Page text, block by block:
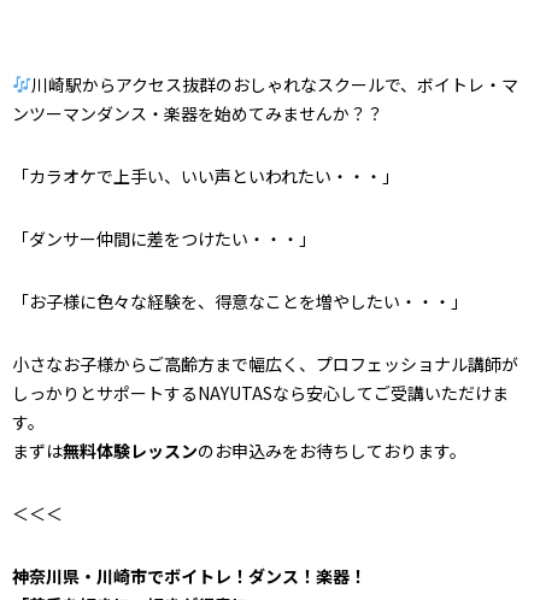
川崎駅からアクセス抜群のおしゃれなスクールで、 ボイトレ・マ
ンツーマンダンス・楽器を始めてみませんか？？
「カラオケで上手い、いい声といわれたい・・・」
「ダンサー仲間に差をつけたい・・・」
「お子様に色々な経験を、得意なことを増やしたい・・・」
小さなお子様からご高齢方まで幅広く、プロフェッショナル講師が
しっかりとサポートするNAYUTASなら安心してご受講いただけま
す。
まずは無料体験レッスンのお申込みをお待ちしております。
＜＜＜
神奈川県・川崎市でボイトレ！ダンス！楽器！